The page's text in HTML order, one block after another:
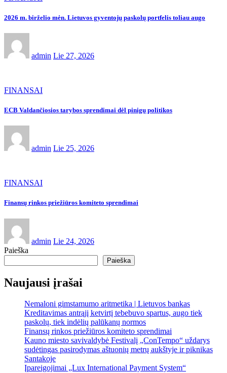
2026 m. birželio mėn. Lietuvos gyventojų paskolų portfelis toliau augo
admin Lie 27, 2026
FINANSAI
ECB Valdančiosios tarybos sprendimai dėl pinigų politikos
admin Lie 25, 2026
FINANSAI
Finansų rinkos priežiūros komiteto sprendimai
admin Lie 24, 2026
Paieška
Paieška
Naujausi įrašai
Nemaloni gimstamumo aritmetika | Lietuvos bankas
Kreditavimas antrąjį ketvirtį tebebuvo spartus, augo tiek
paskolų, tiek indėlių palūkanų normos
Finansų rinkos priežiūros komiteto sprendimai
Kauno miesto savivaldybė Festivalį „ConTempo“ uždarys
sudėtingas pasirodymas aštuonių metrų aukštyje ir piknikas
Santakoje
Įpareigojimai „Lux International Payment System“